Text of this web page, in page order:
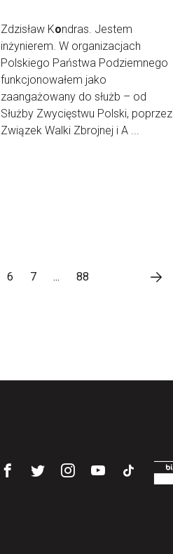
Zdzisław Kondras. Jestem
inżynierem. W organizacjach
Polskiego Państwa Podziemnego
funkcjonowałem jako
zaangażowany do służb – od
Służby Zwycięstwu Polski, poprzez
Związek Walki Zbrojnej i A ...
6 7 ... 88